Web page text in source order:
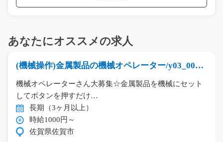
あなたにオススメの求人
(機械操作)金属製品の機械オペレーター/y03_0012
機械オペレーターさん大募集☆金属製品を機械にセット
してボタンを押すだけ…
長期（3ヶ月以上）
時給1000円～
佐賀県佐賀市